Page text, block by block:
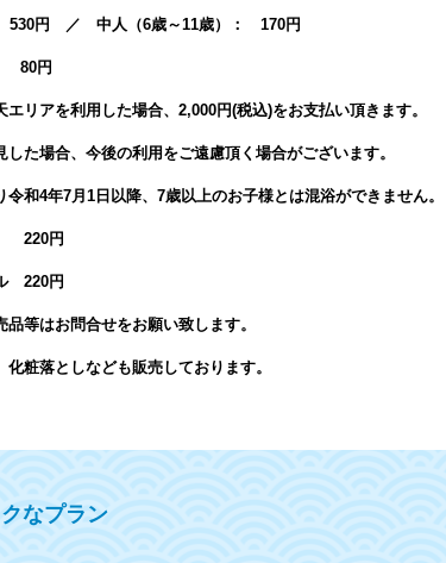
530円 ／ 中人（6歳～11歳）： 170円
80円
リアを利用した場合、2,000円(税込)をお支払い頂きます。
た場合、今後の利用をご遠慮頂く場合がございます。
和4年7月1日以降、7歳以上のお子様とは混浴ができません。
220円
220円
等はお問合せをお願い致します。
粧落としなども販売しております。
なプラン